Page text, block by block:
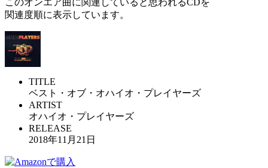
関連度順に表示しています。
TITLE
ベスト・オブ・オハイオ・プレイヤーズ
ARTIST
オハイオ・プレイヤーズ
RELEASE
2018年11月21日